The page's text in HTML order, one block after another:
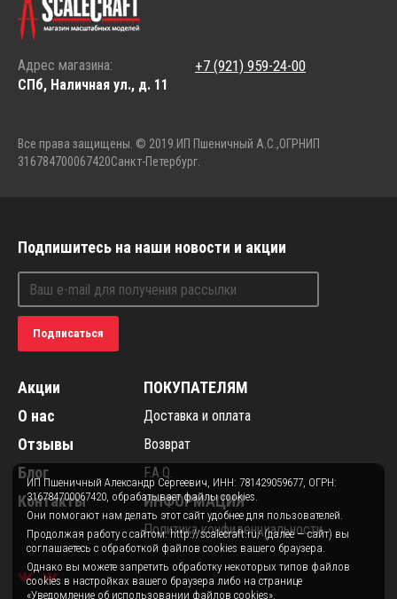
Адрес магазина:
СПб, Наличная ул., д. 11
+7 (921) 959-24-00
Все права защищены. © 2019. ИП Пшеничный А.С.,ОГРНИП
316784700067420Санкт-Петербург.
Подпишитесь на наши новости и акции
Подписаться
Акции
О нас
Отзывы
Блог
Контакты
ПОКУПАТЕЛЯМ
Доставка и оплата
Возврат
F.A.Q.
ИНФОРМАЦИЯ
Политика конфиденциальности
ИП Пшеничный Александр Сергеевич, ИНН: 781429059677, ОГРН:
316784700067420, обрабатывает файлы cookies.
Они помогают нам делать этот сайт удобнее для пользователей.
Продолжая работу с сайтом: http://scalecraft.ru/ (далее — сайт) вы
соглашаетесь с обработкой файлов cookies вашего браузера.
Однако вы можете запретить обработку некоторых типов файлов
cookies в настройках вашего браузера либо на странице
«Уведомление об использовании файлов cookies».